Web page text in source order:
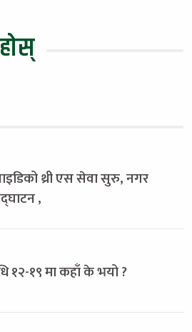
थ्री एस सेवा सुरु, नगर
,
१२-१९ मा कहाँ के भयो ?